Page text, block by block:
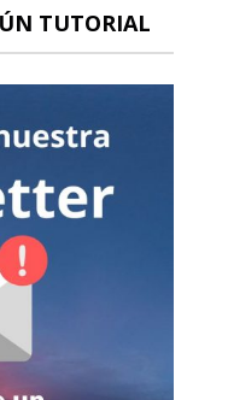
TUTORIAL